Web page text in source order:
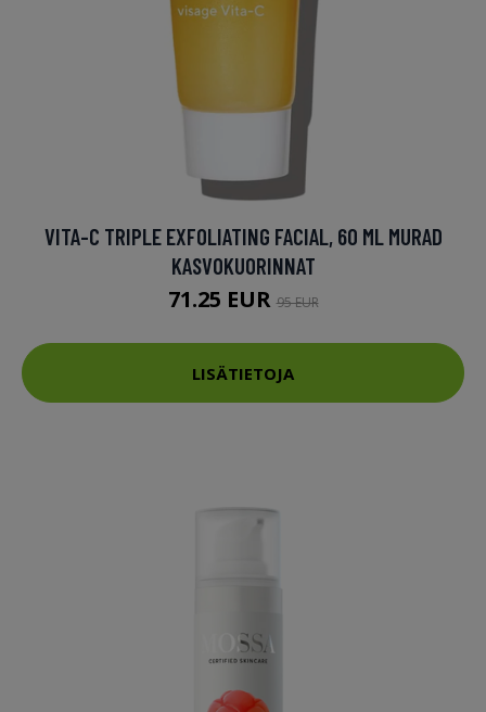
VITA-C TRIPLE EXFOLIATING FACIAL, 60 ML MURAD
KASVOKUORINNAT
71.25 EUR95 EUR
LISÄTIETOJA